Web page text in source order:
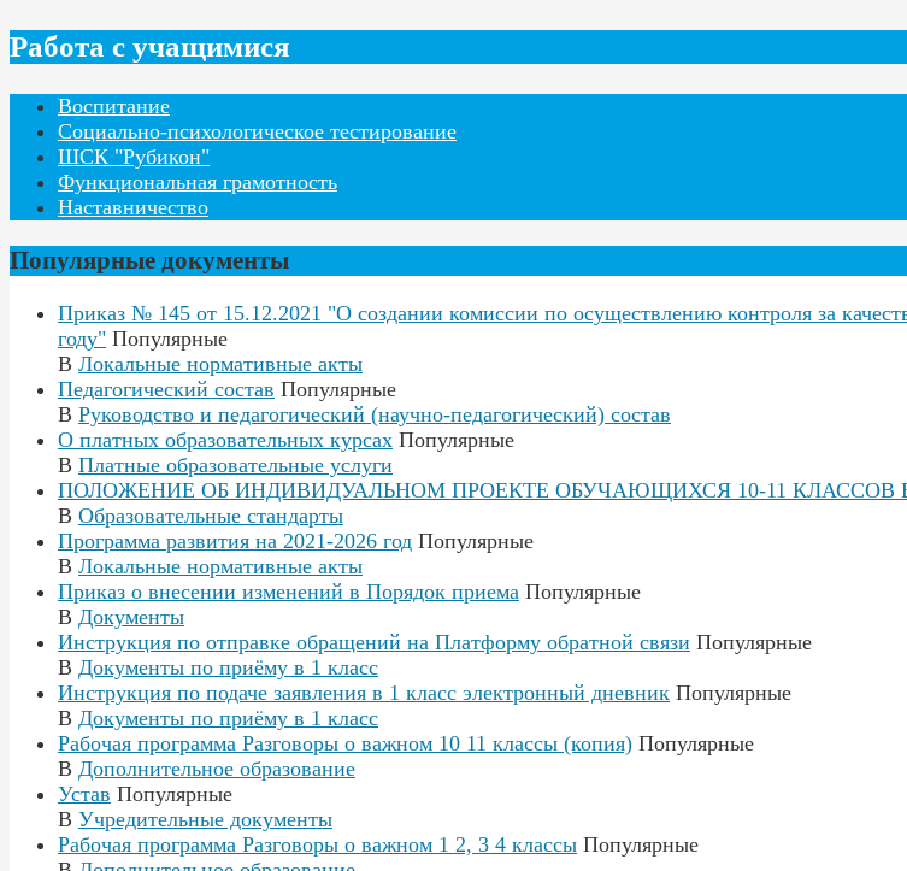
Работа с учащимися
Воспитание
Социально-психологическое тестирование
ШСК "Рубикон"
Функциональная грамотность
Наставничество
Популярные документы
Приказ № 145 от 15.12.2021 "О создании комиссии по осуществлению контроля за
году" Популярные
В Локальные нормативные акты
Педагогический состав Популярные
В Руководство и педагогический (научно-педагогический) состав
О платных образовательных курсах Популярные
В Платные образовательные услуги
ПОЛОЖЕНИЕ ОБ ИНДИВИДУАЛЬНОМ ПРОЕКТЕ ОБУЧАЮЩИХСЯ 10-11 КЛАССОВ
В Образовательные стандарты
Программа развития на 2021-2026 год Популярные
В Локальные нормативные акты
Приказ о внесении изменений в Порядок приема Популярные
В Документы
Инструкция по отправке обращений на Платформу обратной связи Популярные
В Документы по приёму в 1 класс
Инструкция по подаче заявления в 1 класс электронный дневник Популярные
В Документы по приёму в 1 класс
Рабочая программа Разговоры о важном 10 11 классы (копия) Популярные
В Дополнительное образование
Устав Популярные
В Учредительные документы
Рабочая программа Разговоры о важном 1 2, 3 4 классы Популярные